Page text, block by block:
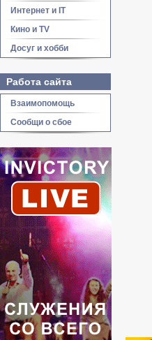
Интернет и IT
Кино и TV
Досуг и хобби
Работа сайта
Взаимопомощь
Сообщи о сбое